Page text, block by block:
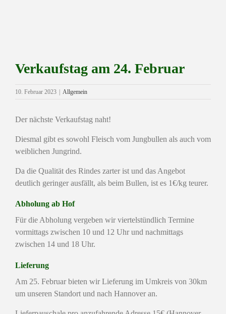
Verkaufstag am 24. Februar
10. Februar 2023 | Allgemein
Der nächste Verkaufstag naht!
Diesmal gibt es sowohl Fleisch vom Jungbullen als auch vom
weiblichen Jungrind.
Da die Qualität des Rindes zarter ist und das Angebot
deutlich geringer ausfällt, als beim Bullen, ist es 1€/kg teurer.
Abholung ab Hof
Für die Abholung vergeben wir viertelstündlich Termine
vormittags zwischen 10 und 12 Uhr und nachmittags
zwischen 14 und 18 Uhr.
Lieferung
Am 25. Februar bieten wir Lieferung im Umkreis von 30km
um unseren Standort und nach Hannover an.